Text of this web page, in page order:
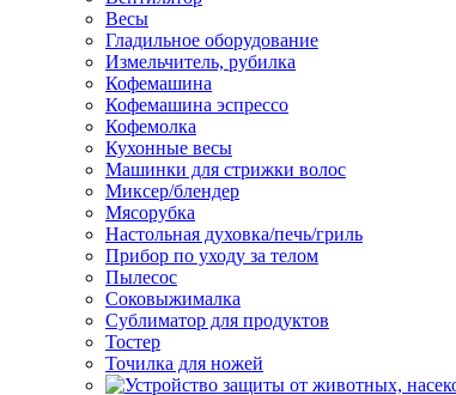
Весы
Гладильное оборудование
Измельчитель, рубилка
Кофемашина
Кофемашина эспрессо
Кофемолка
Кухонные весы
Машинки для стрижки волос
Миксер/блендер
Мясорубка
Настольная духовка/печь/гриль
Прибор по уходу за телом
Пылесос
Соковыжималка
Сублиматор для продуктов
Тостер
Точилка для ножей